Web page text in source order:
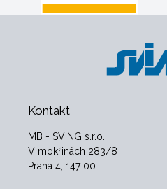
Kontakt
MB - SVING s.r.o.
V mokřinách 283/8
Praha 4, 147 00